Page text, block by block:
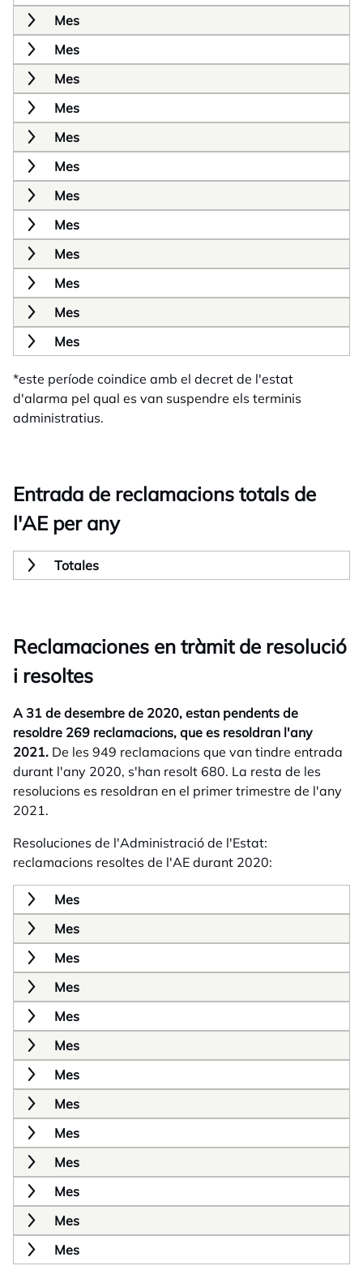
Mes
Mes
Mes
Mes
Mes
Mes
Mes
Mes
Mes
Mes
Mes
Mes
*este període coindice amb el decret de l'estat
d'alarma pel qual es van suspendre els terminis
administratius.
Entrada de reclamacions totals de
l'AE per any
Totales
Reclamaciones en tràmit de resolució
i resoltes
A 31 de desembre de 2020, estan pendents de
resoldre 269 reclamacions, que es resoldran l'any
2021. De les 949 reclamacions que van tindre entrada
durant l'any 2020, s'han resolt 680. La resta de les
resolucions es resoldran en el primer trimestre de l'any
2021.
Resoluciones de l'Administració de l'Estat:
reclamacions resoltes de l'AE durant 2020:
Mes
Mes
Mes
Mes
Mes
Mes
Mes
Mes
Mes
Mes
Mes
Mes
Mes